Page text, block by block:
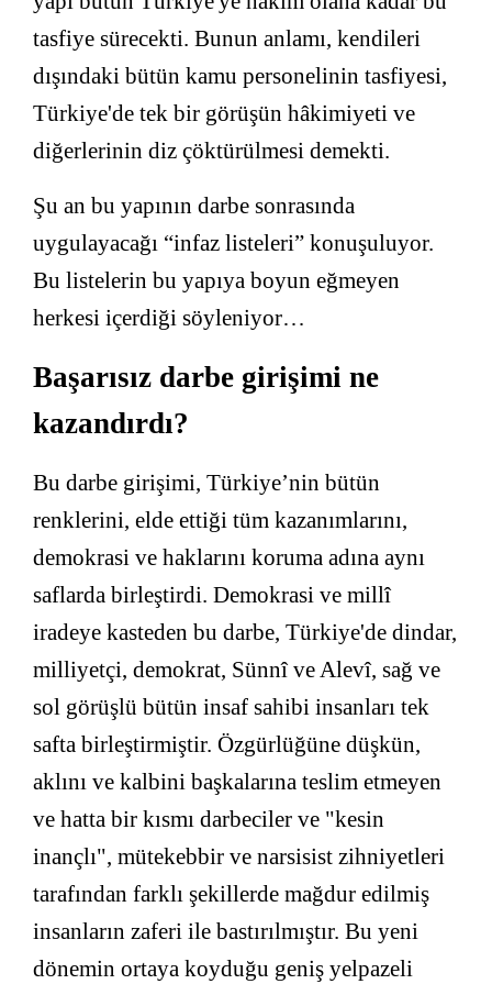
tasfiye sürecekti. Bunun anlamı, kendileri
dışındaki bütün kamu personelinin tasfiyesi,
Türkiye'de tek bir görüşün hâkimiyeti ve
diğerlerinin diz çöktürülmesi demekti.
Şu an bu yapının darbe sonrasında
uygulayacağı “infaz listeleri” konuşuluyor.
Bu listelerin bu yapıya boyun eğmeyen
herkesi içerdiği söyleniyor…
Başarısız darbe girişimi ne
kazandırdı?
Bu darbe girişimi, Türkiye’nin bütün
renklerini, elde ettiği tüm kazanımlarını,
demokrasi ve haklarını koruma adına aynı
saflarda birleştirdi. Demokrasi ve millî
iradeye kasteden bu darbe, Türkiye'de dindar,
milliyetçi, demokrat, Sünnî ve Alevî, sağ ve
sol görüşlü bütün insaf sahibi insanları tek
safta birleştirmiştir. Özgürlüğüne düşkün,
aklını ve kalbini başkalarına teslim etmeyen
ve hatta bir kısmı darbeciler ve "kesin
inançlı", mütekebbir ve narsisist zihniyetleri
tarafından farklı şekillerde mağdur edilmiş
insanların zaferi ile bastırılmıştır. Bu yeni
dönemin ortaya koyduğu geniş yelpazeli